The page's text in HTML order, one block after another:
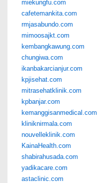
miekungfu.com
cafetemankita.com
rmjasabundo.com
mimoosajkt.com
kembangkawung.com
chungiwa.com
ikanbakarcianjur.com
kpjisehat.com
mitrasehatklinik.com
kpbanjar.com
kemanggisanmedical.com
kliniknirmala.com
nouvelleklinik.com
KainaHealth.com
shabirahusada.com
yadikacare.com
astaclinic.com